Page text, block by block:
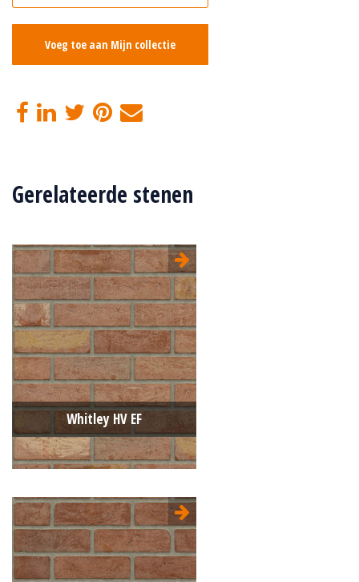
Voeg toe aan Mijn collectie
Gerelateerde stenen
Whitley HV EF
Type:
Handvorm (HV)
Formaat:
Engels Formaat (EF)
215x100x65
Structuur:
Genuanceerd